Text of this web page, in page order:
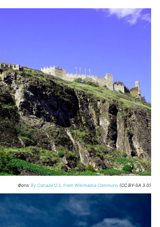
Фото: By Odrade123, from Wikimedia Commons (CC BY-SA 3.0)